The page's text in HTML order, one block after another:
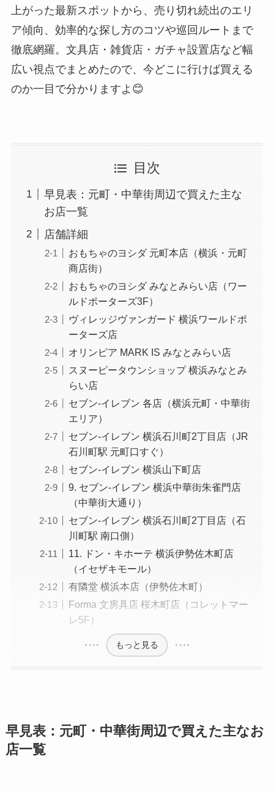
上がった最新スポットから、売り切れ続出のエリ
ア傾向、効率的な探し方のコツや巡回ルートまで
徹底網羅。文具店・雑貨店・ガチャ設置店など幅
広い視点でまとめたので、今どこに行けば買える
のか一目で分かりますよ😊
目次
早見表：元町・中華街周辺で買えた主な
お店一覧
店舗詳細
おもちゃのヨシダ 元町本店（横浜・元町
商店街）
おもちゃのヨシダ みなとみらい店（ワー
ルドポーターズ3F）
ヴィレッジヴァンガード 横浜ワールドポ
ーターズ店
オリンピア MARK IS みなとみらい店
スヌーピータウンショップ 横浜みなとみ
らい店
セブン-イレブン 各店（横浜元町・中華街
エリア）
セブン-イレブン 横浜石川町2丁目店（JR
石川町駅 元町口すぐ）
セブン-イレブン 横浜山下町店
9. セブン-イレブン 横浜中華街朱雀門店
（中華街大通り）
セブン-イレブン 横浜石川町2丁目店（石
川町駅 南口側）
11. ドン・キホーテ 横浜伊勢佐木町店
（イセザキモール）
有隣堂 横浜本店（伊勢佐木町）
Forma 文房具店 桜木町店（コレットマー
レ5F）
もっと見る
早見表：元町・中華街周辺で買えた主なお
店一覧